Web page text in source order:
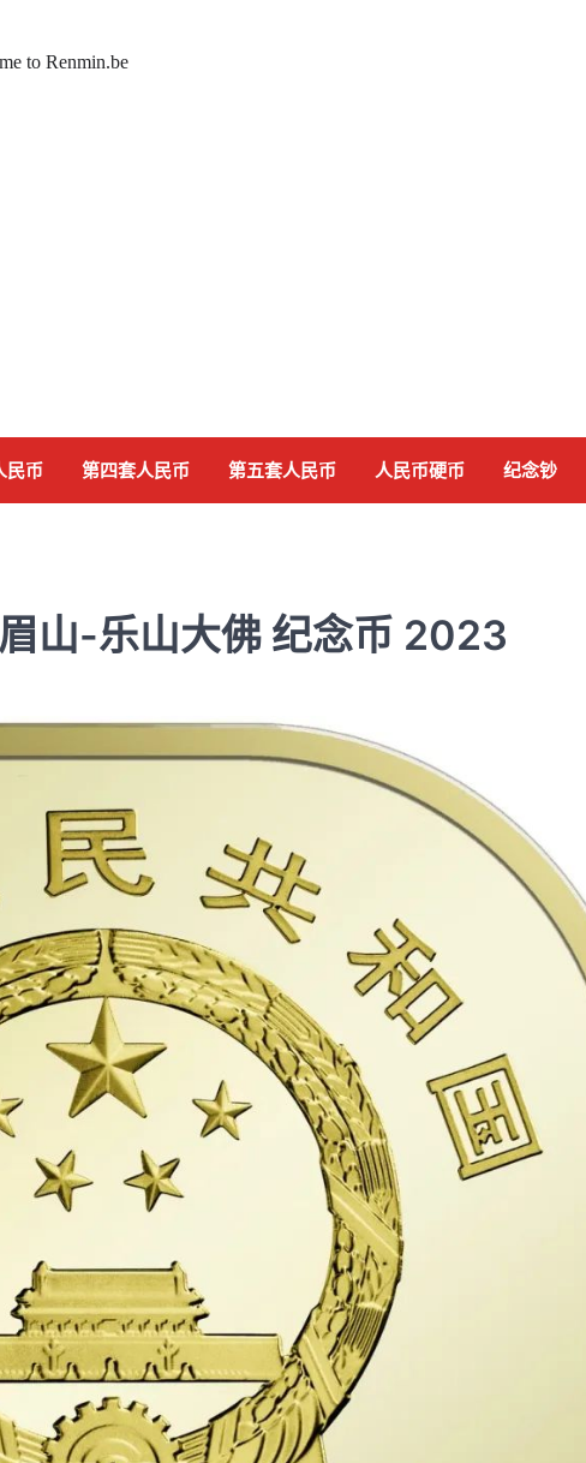
to Renmin.be
民币 第四套人民币 第五套人民币 人民币硬币 纪念钞
山-乐山大佛 纪念币 2023
中国航天 纪念钞 2015
11月 26, 2015